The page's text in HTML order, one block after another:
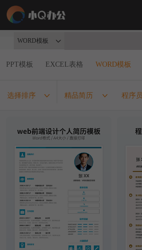
WORD模板
PPT模板 EXCEL表格 WORD模板
选择排序 精品简历 程序员